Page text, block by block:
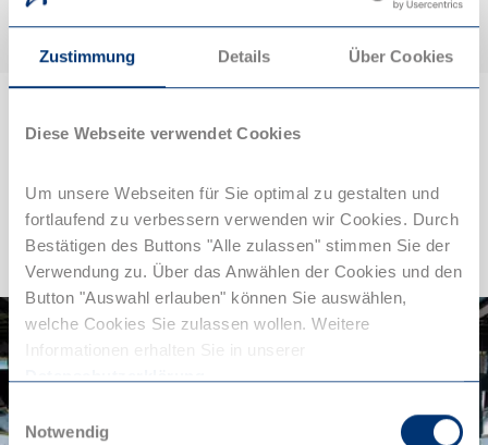
Zustimmung Details Über Cookies
Diese Webseite verwendet Cookies
Um unsere Webseiten für Sie optimal zu gestalten und
fortlaufend zu verbessern verwenden wir Cookies. Durch
Bestätigen des Buttons "Alle zulassen" stimmen Sie der
Verwendung zu. Über das Anwählen der Cookies und den
Button "Auswahl erlauben" können Sie auswählen,
welche Cookies Sie zulassen wollen. Weitere
Informationen erhalten Sie in unserer
Einwilligungsauswahl
Notwendig
Aktiv unterwegs in
Oberhausen
Sport & Action in Oberhausen
© Topgolf